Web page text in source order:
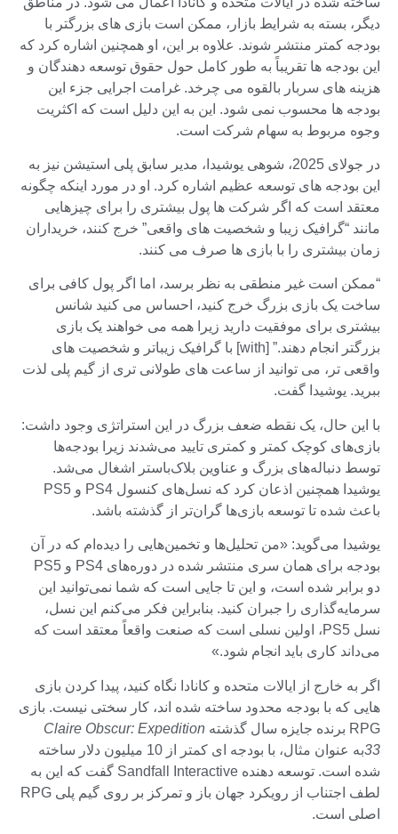
دیگر، بسته به شرایط بازار، ممکن است بازی های بزرگتر با
بودجه کمتر منتشر شوند. علاوه بر این، او همچنین اشاره کرد که
این بودجه ها تقریباً به طور کامل حول حقوق توسعه دهندگان و
هزینه های سربار بالقوه می چرخد. غرامت اجرایی جزء این
بودجه ها محسوب نمی شود. این به این دلیل است که اکثریت
وجوه مربوط به سهام شرکت است.
در جولای 2025، شوهی یوشیدا، مدیر سابق پلی استیشن نیز به
این بودجه های توسعه عظیم اشاره کرد. او در مورد اینکه چگونه
معتقد است که اگر شرکت ها پول بیشتری را برای چیزهایی
مانند “گرافیک زیبا و شخصیت های واقعی” خرج کنند، خریداران
زمان بیشتری را با بازی ها صرف می کنند.
“ممکن است غیر منطقی به نظر برسد، اما اگر پول کافی برای
ساخت یک بازی بزرگ خرج کنید، احساس می کنید شانس
بیشتری برای موفقیت دارید زیرا همه می خواهند یک بازی
بزرگتر انجام دهند.” [with] با گرافیک زیباتر و شخصیت های
واقعی تر، می توانید از ساعت های طولانی تری از گیم پلی لذت
ببرید. یوشیدا گفت.
با این حال، یک نقطه ضعف بزرگ در این استراتژی وجود داشت:
بازی‌های کوچک کمتر و کمتری تایید می‌شدند زیرا بودجه‌ها
توسط دنباله‌های بزرگ و عناوین بلاک‌باستر اشغال می‌شد.
یوشیدا همچنین اذعان کرد که نسل‌های کنسول PS4 و PS5
باعث شده تا توسعه بازی‌ها گران‌تر از گذشته باشد.
یوشیدا می‌گوید: «من تحلیل‌ها و تخمین‌هایی را دیده‌ام که در آن
بودجه برای همان سری منتشر شده در دوره‌های PS4 و PS5
دو برابر شده است، و این تا جایی است که شما نمی‌توانید این
سرمایه‌گذاری را جبران کنید. بنابراین فکر می‌کنم این نسل،
نسل PS5، اولین نسلی است که صنعت واقعاً معتقد است که
می‌داند کاری باید انجام شود.»
اگر به خارج از ایالات متحده و کانادا نگاه کنید، پیدا کردن بازی
هایی که با بودجه محدود ساخته شده اند، کار سختی نیست. بازی
RPG برنده جایزه سال گذشته
Claire Obscur: Expedition
33
به عنوان مثال، با بودجه ای کمتر از 10 میلیون دلار ساخته
شده است. توسعه دهنده Sandfall Interactive گفت که این به
لطف اجتناب از رویکرد جهان باز و تمرکز بر روی گیم پلی RPG
اصلی است.